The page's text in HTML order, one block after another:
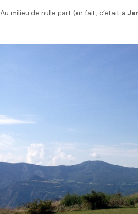
Au milieu de nulle part (en fait, c’était à